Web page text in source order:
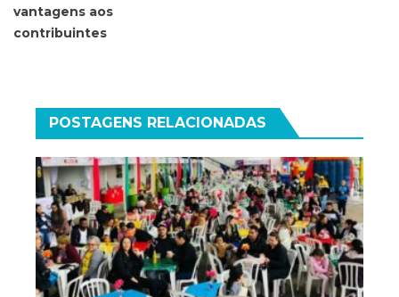
vantagens aos
contribuintes
POSTAGENS RELACIONADAS